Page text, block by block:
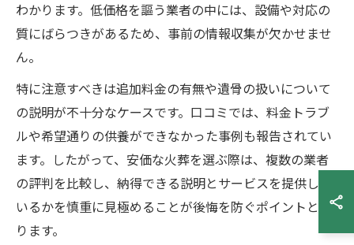
わかります。低価格を謳う業者の中には、設備や対応の
質にばらつきがあるため、事前の情報収集が欠かせませ
ん。
特に注意すべきは追加料金の有無や遺骨の扱いについて
の説明が不十分なケースです。口コミでは、料金トラブ
ルや希望通りの供養ができなかった事例も報告されてい
ます。したがって、安価な火葬を選ぶ際は、複数の業者
の評判を比較し、納得できる説明とサービスを提供して
いるかを慎重に見極めることが後悔を防ぐポイントとな
ります。